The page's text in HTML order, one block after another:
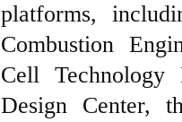
platforms,
Combustion
Cell Technology
Design Center,